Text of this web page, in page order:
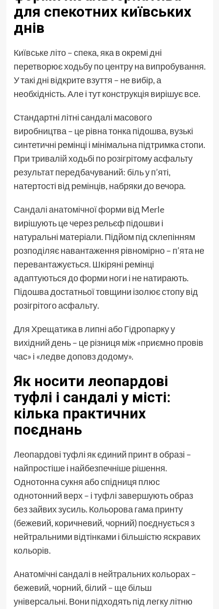
для спекотних київських
днів
Київське літо – спека, яка в окремі дні
перетворює ходьбу по центру на випробування.
У такі дні відкрите взуття – не вибір, а
необхідність. Але і тут конструкція вирішує все.
Стандартні літні сандалі масового
виробництва – це рівна тонка підошва, вузькі
синтетичні ремінці і мінімальна підтримка стопи.
При тривалій ходьбі по розігрітому асфальту
результат передбачуваний: біль у п’яті,
натертості від ремінців, набряки до вечора.
Сандалі анатомічної форми від Merle
вирішують це через рельєф підошви і
натуральні матеріали. Підйом під склепінням
розподіляє навантаження рівномірно – п’ята не
перевантажується. Шкіряні ремінці
адаптуються до форми ноги і не натирають.
Підошва достатньої товщини ізолює стопу від
розігрітого асфальту.
Для Хрещатика в липні або Гідропарку у
вихідний день – це різниця між «приємно провів
час» і «ледве доповз додому».
Як носити леопардові
туфлі і сандалі у місті:
кілька практичних
поєднань
Леопардові туфлі як єдиний принт в образі –
найпростіше і найбезпечніше рішення.
Однотонна сукня або спідниця плюс
однотонний верх – і туфлі завершують образ
без зайвих зусиль. Кольорова гама принту
(бежевий, коричневий, чорний) поєднується з
нейтральними відтінками і більшістю яскравих
кольорів.
Анатомічні сандалі в нейтральних кольорах –
бежевий, чорний, білий – ще більш
універсальні. Вони підходять під легку літню